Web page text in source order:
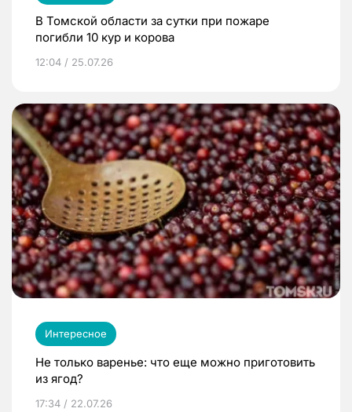
В Томской области за сутки при пожаре
погибли 10 кур и корова
12:04 / 25.07.26
Интересное
Не только варенье: что еще можно приготовить
из ягод?
17:34 / 22.07.26